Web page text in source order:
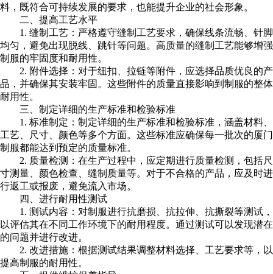
料，既符合可持续发展的要求，也能提升企业的社会形象。
二、提高工艺水平
1. 缝制工艺：严格遵守缝制工艺要求，确保线条流畅、针脚
均匀，避免出现脱线、跳针等问题。高质量的缝制工艺能够增强
制服的牢固度和耐用性。
2. 附件选择：对于纽扣、拉链等附件，应选择品质优良的产
品，并确保其安装牢固。这些附件的质量直接影响到制服的整体
耐用性。
三、制定详细的生产标准和检验标准
1. 标准制定：制定详细的生产标准和检验标准，涵盖材料、
工艺、尺寸、颜色等多个方面。这些标准应确保每一批次的厦门
制服都能达到预定的质量标准。
2. 质量检测：在生产过程中，应定期进行质量检测，包括尺
寸测量、颜色检查、缝制质量等。对于不合格的产品，应及时进
行返工或报废，避免流入市场。
四、进行耐用性测试
1. 测试内容：对制服进行抗磨损、抗拉伸、抗撕裂等测试，
以评估其在不同工作环境下的耐用程度。通过测试可以发现潜在
的问题并进行改进。
2. 改进措施：根据测试结果调整材料选择、工艺要求等，以
提高制服的耐用性。